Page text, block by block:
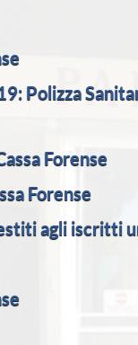
Polizza
Forense
Forense
agli iscritti